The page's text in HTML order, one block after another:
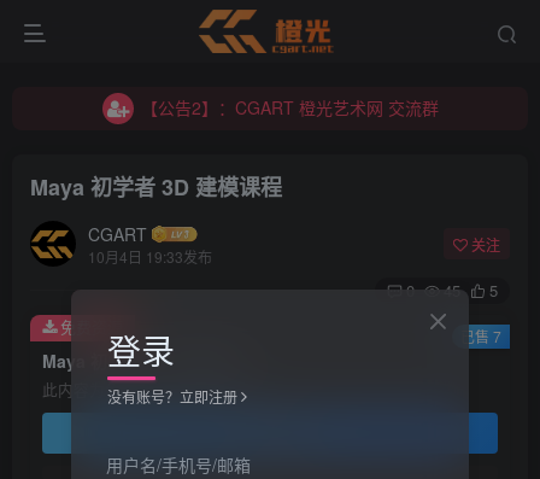
【公告2】：CGART 橙光艺术网 交流群
【公告2】：CGART 橙光艺术网 交流群
Maya 初学者 3D 建模课程
CGART
10月4日 19:33发布
关注
0 45 5
Maya 初学者 3D 建模课程
此内容为免费资源，请登录后查看
免费资源 已售 7
登录
没有账号？立即注册
用户名/手机号/邮箱